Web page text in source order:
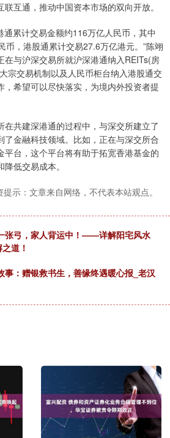
互通，推动中国资本市场的双向开放。
累计交易金额约116万亿人民币，其中
币，港股通累计交易27.6万亿港元。”陈翊
在与沪深交易所就沪深港通纳入REITs(房
宗交易机制以及人民币柜台纳入港股通交
，希望可以尽快落实，为境内外投资者提
共建深港通的过程中，与深交所建立了
了金融科技领域。比如，正在与深交所合
平台，这个平台将有助于拓宽香港基金的
低交易成本。
提示：文章来自网络，不代表本站观点。
张弓，家人背运中！——详解阳宅风水
道！
事：赠银救书生，善缘终遇暖心报_老汉